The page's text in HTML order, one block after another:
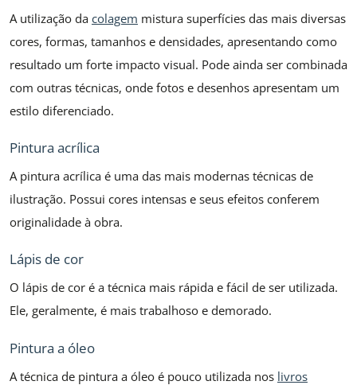
A utilização da colagem mistura superfícies das mais diversas
cores, formas, tamanhos e densidades, apresentando como
resultado um forte impacto visual. Pode ainda ser combinada
com outras técnicas, onde fotos e desenhos apresentam um
estilo diferenciado.
Pintura acrílica
A pintura acrílica é uma das mais modernas técnicas de
ilustração. Possui cores intensas e seus efeitos conferem
originalidade à obra.
Lápis de cor
O lápis de cor é a técnica mais rápida e fácil de ser utilizada.
Ele, geralmente, é mais trabalhoso e demorado.
Pintura a óleo
A técnica de pintura a óleo é pouco utilizada nos livros